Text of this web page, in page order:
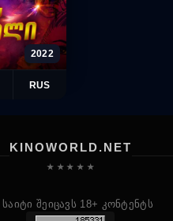
2022
RUS
KINOWORLD.NET
★ ★ ★ ★ ★
საიტი შეიცავს 18+ კონტენტს